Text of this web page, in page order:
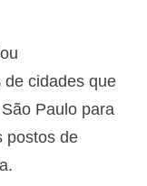
de cidades que
Paulo para
postos de